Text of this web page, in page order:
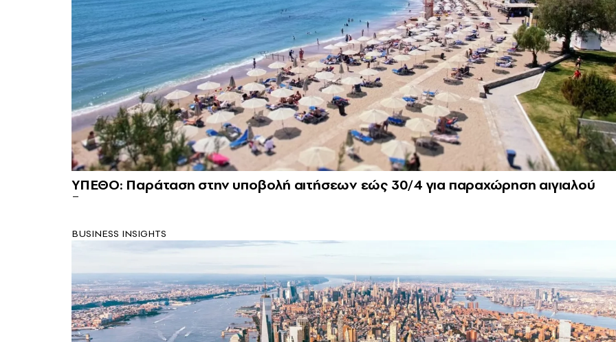
ΥΠΕΘΟ: Παράταση στην υποβολή αιτήσεων εώς 30/4 για παραχώρηση αιγιαλού
BUSINESS INSIGHTS